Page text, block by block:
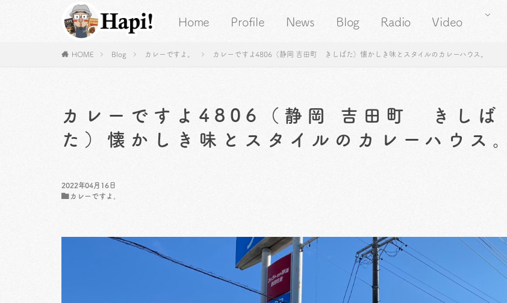
Home Profile News Blog Radio Video
HOME Blog カレーですよ。 カレーですよ4806（静岡 吉田町 きしばた）懐かしき味とスタイルのカレーハウス。
カレーですよ4806（静岡 吉田町 きしば
た）懐かしき味とスタイルのカレーハウス。
2022年04月16日
カレーですよ。